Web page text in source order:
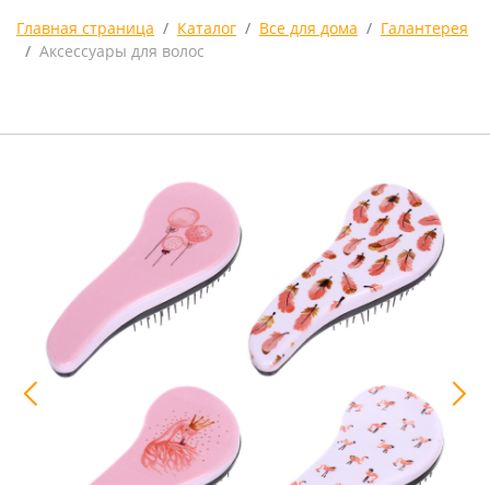
Главная страница Каталог Все для дома
Галантерея
Аксессуары для волос